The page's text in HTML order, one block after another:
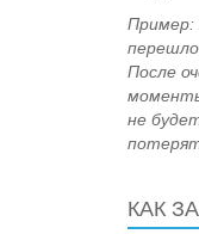
Пример:
После
не
КАК